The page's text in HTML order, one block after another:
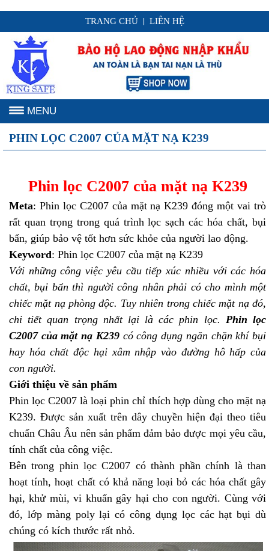
TRANG CHỦ LIÊN HỆ
MENU
PHIN LỌC C2007 CỦA MẶT NẠ K239
Phin lọc C2007 của mặt nạ K239
Meta: Phin lọc C2007 của mặt nạ K239 đóng một vai trò
rất quan trọng trong quá trình lọc sạch các hóa chất, bụi
bẩn, giúp bảo vệ tốt hơn sức khỏe của người lao động.
Keyword: Phin lọc C2007 của mặt nạ K239
Với những công việc yêu cầu tiếp xúc nhiều với các hóa
chất, bụi bẩn thì người công nhân phải có cho mình một
chiếc mặt nạ phòng độc. Tuy nhiên trong chiếc mặt nạ đó,
chi tiết quan trọng nhất lại là các phin lọc. Phin lọc
C2007 của mặt nạ K239 có công dụng ngăn chặn khí bụi
hay hóa chất độc hại xâm nhập vào đường hô hấp của
con người.
Giới thiệu về sản phẩm
Phin lọc C2007 là loại phin chỉ thích hợp dùng cho mặt nạ
K239. Được sản xuất trên dây chuyền hiện đại theo tiêu
chuẩn Châu Âu nên sản phẩm đảm bảo được mọi yêu cầu,
tính chất của công việc.
Bên trong phin lọc C2007 có thành phần chính là than
hoạt tính, hoạt chất có khả năng loại bỏ các hóa chất gây
hại, khử mùi, vi khuẩn gây hại cho con người. Cùng với
đó, lớp màng poly lại có công dụng lọc các hạt bụi dù
chúng có kích thước rất nhỏ.